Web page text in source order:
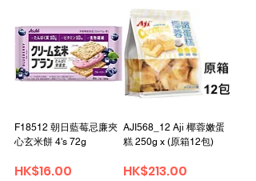
F18512 朝日藍莓忌廉夾
心玄米餅 4's 72g
Price
HK$16.00
AJI568_12 Aji 椰蓉嫩蛋
糕 250g x (原箱12包)
Price
HK$213.00